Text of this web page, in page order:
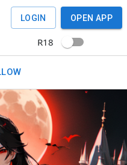
LOGIN OPEN APP
R18